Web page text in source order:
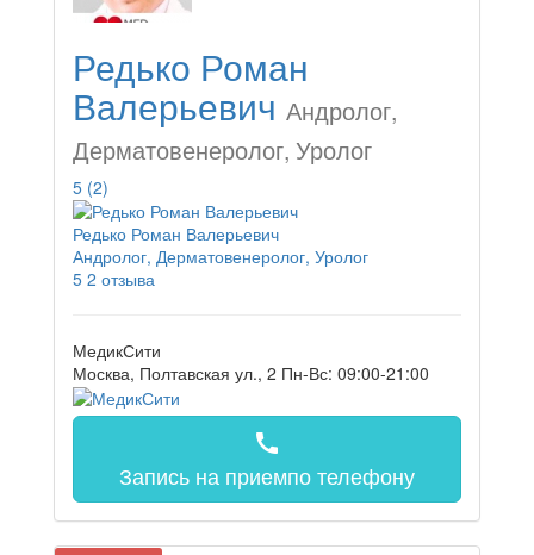
Редько Роман
Валерьевич Андролог,
Дерматовенеролог, Уролог
5 (2)
Редько Роман Валерьевич
Андролог, Дерматовенеролог, Уролог
5 2 отзыва
МедикСити
Москва, Полтавская ул., 2 Пн-Вс: 09:00-21:00
call
Запись на приемпо телефону